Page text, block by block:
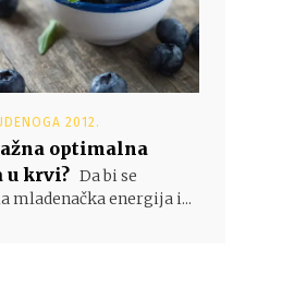
2012.
optimalna
u krvi? Da bi se
energija i...